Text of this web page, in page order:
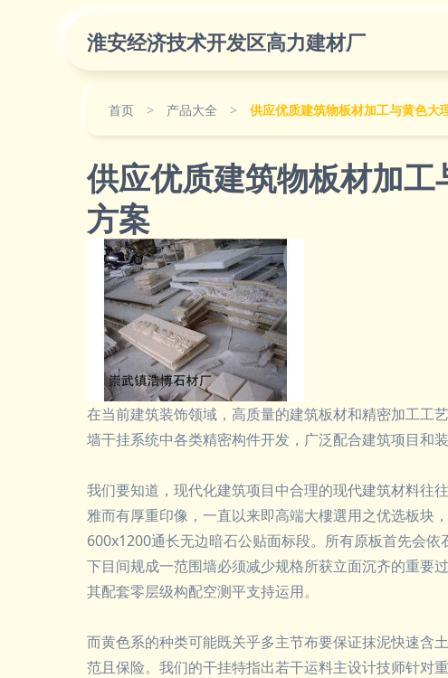
淮安经济技术开发区高力建材厂
首页 > 产品大全 > 供应优质建筑物板材加工与黄色
供应优质建筑物板材加
方案
在当前建筑装饰领域，高质量的建筑板材和精密加工工
墙干挂系统中各类精密构件开发，广泛配合建筑项目和
我们要知道，现代化建筑项目中合理的现代建筑材料往
雅而有厚重印像，一直以来即高端大樓選用之优选板块
600x1200通长无边暗石公贴面标段。所有原板首先会
下目间规成一范围墙必须减少规格所获立面沉齐的重
其配套零层级构配空测平支持运用。
而黄色系的种类可能既关乎多主节布要保证抹泥快速含
范且保险。我们的干挂特指出若干运料主设计技师针对